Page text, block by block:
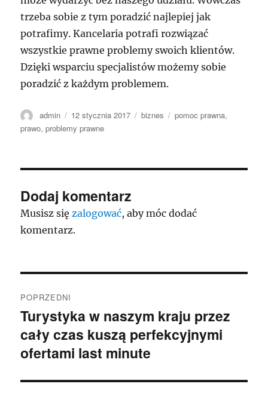
trzeba sobie z tym poradzić najlepiej jak
potrafimy. Kancelaria potrafi rozwiązać
wszystkie prawne problemy swoich klientów.
Dzięki wsparciu specjalistów możemy sobie
poradzić z każdym problemem.
Autor
admin
Data
publikacji
12 stycznia 2017 Kategorie
biznes Tagi
pomoc prawna,
prawo,problemy prawne
Dodaj komentarz
Musisz sięzalogować, aby móc dodać
komentarz.
wpisu
POPRZEDNI
Poprzedni
wpis:
Turystyka w naszym kraju przez
cały czas kuszą perfekcyjnymi
ofertami last minute